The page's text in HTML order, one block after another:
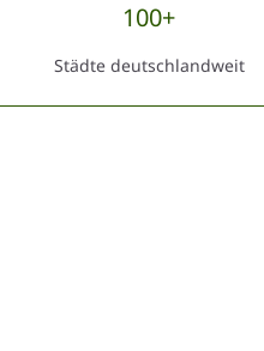
100+
Städte deutschlandweit